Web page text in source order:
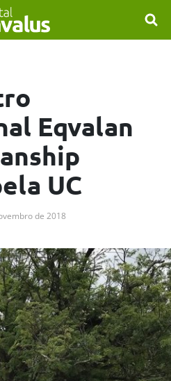
Eqvalan
UC
de 2018